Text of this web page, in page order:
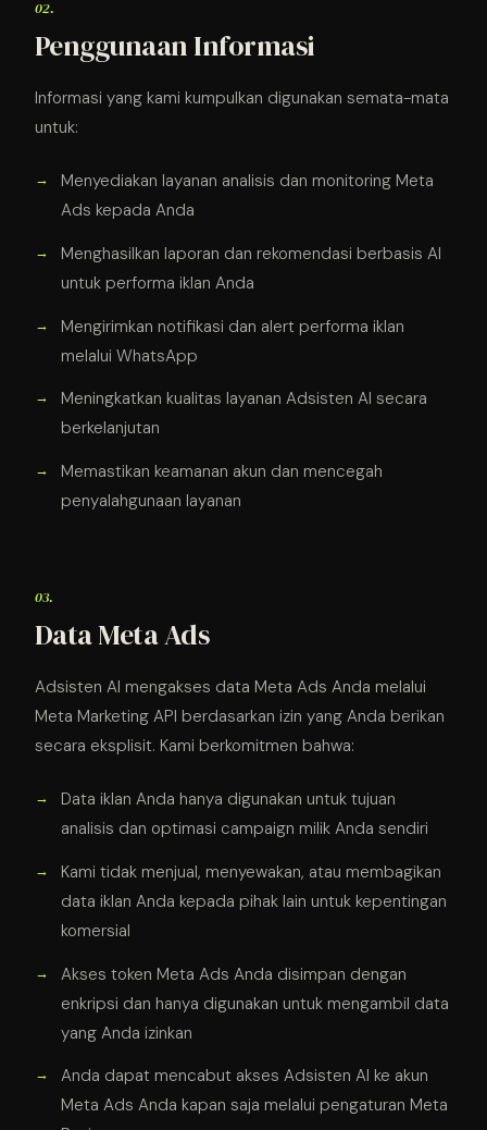
02.
Penggunaan Informasi
Informasi yang kami kumpulkan digunakan semata-mata
untuk:
Menyediakan layanan analisis dan monitoring Meta
Ads kepada Anda
Menghasilkan laporan dan rekomendasi berbasis AI
untuk performa iklan Anda
Mengirimkan notifikasi dan alert performa iklan
melalui WhatsApp
Meningkatkan kualitas layanan Adsisten AI secara
berkelanjutan
Memastikan keamanan akun dan mencegah
penyalahgunaan layanan
03.
Data Meta Ads
Adsisten AI mengakses data Meta Ads Anda melalui
Meta Marketing API berdasarkan izin yang Anda berikan
secara eksplisit. Kami berkomitmen bahwa:
Data iklan Anda hanya digunakan untuk tujuan
analisis dan optimasi campaign milik Anda sendiri
Kami tidak menjual, menyewakan, atau membagikan
data iklan Anda kepada pihak lain untuk kepentingan
komersial
Akses token Meta Ads Anda disimpan dengan
enkripsi dan hanya digunakan untuk mengambil data
yang Anda izinkan
Anda dapat mencabut akses Adsisten AI ke akun
Meta Ads Anda kapan saja melalui pengaturan Meta